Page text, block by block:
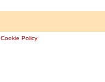
Cookie Policy